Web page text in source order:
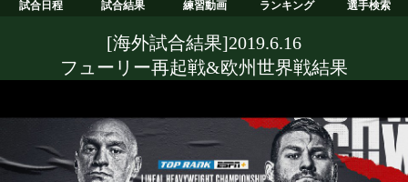
試合日程 試合結果 練習動画 ランキング
[海外試合結果]2019.6.16
フューリー再起戦&欧州世界戦結